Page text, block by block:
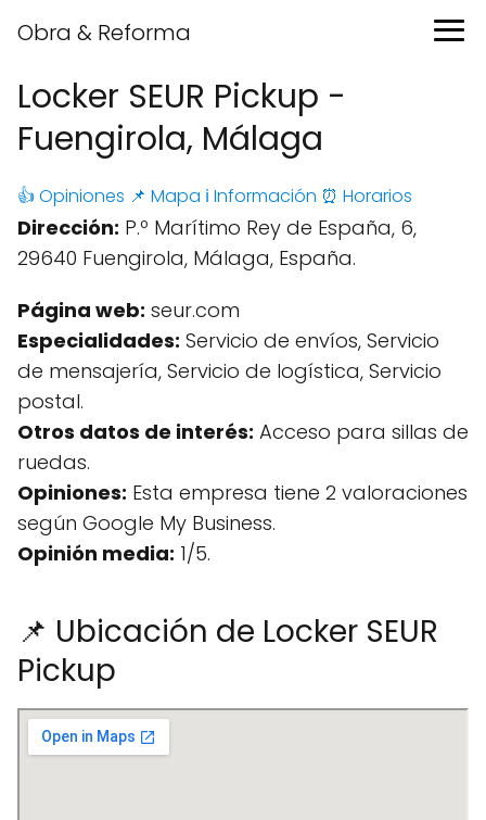
Obra & Reforma
Locker SEUR Pickup -
Fuengirola, Málaga
👍 Opiniones 📌 Mapa ℹ️ Información ⏰ Horarios
Dirección: P.º Marítimo Rey de España, 6,
29640 Fuengirola, Málaga, España.
Página web: seur.com
Especialidades: Servicio de envíos, Servicio
de mensajería, Servicio de logística, Servicio
postal.
Otros datos de interés: Acceso para sillas de
ruedas.
Opiniones: Esta empresa tiene 2 valoraciones
según Google My Business.
Opinión media: 1/5.
📌 Ubicación de Locker SEUR
Pickup